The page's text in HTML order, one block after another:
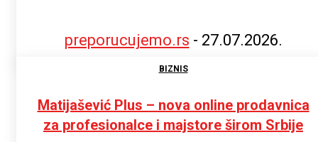
preporucujemo.rs - 27.07.2026.
BIZNIS
Matijašević Plus – nova online prodavnica
za profesionalce i majstore širom Srbije